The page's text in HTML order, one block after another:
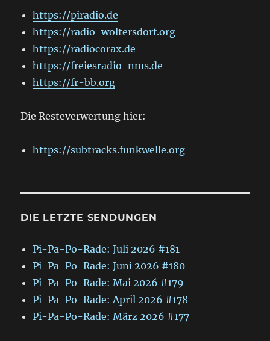
https://piradio.de
https://radio-woltersdorf.org
https://radiocorax.de
https://freiesradio-nms.de
https://fr-bb.org
Die Resteverwertung hier:
https://subtracks.funkwelle.org
DIE LETZTE SENDUNGEN
Pi-Pa-Po-Rade: Juli 2026 #181
Pi-Pa-Po-Rade: Juni 2026 #180
Pi-Pa-Po-Rade: Mai 2026 #179
Pi-Pa-Po-Rade: April 2026 #178
Pi-Pa-Po-Rade: März 2026 #177